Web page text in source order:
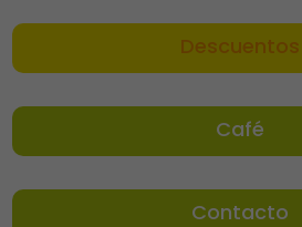
Descuentos
Café
Contacto